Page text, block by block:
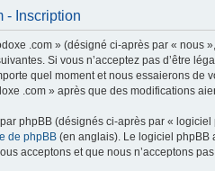
- Inscription
.com » (désigné ci-après par « nous
Si vous n’acceptez pas d’être
quel moment et nous essaierons
.com » après que des modifications
phpBB (désignés ci-après par «
de phpBB (en anglais). Le logiciel phpBB
acceptons et que nous n’acceptons